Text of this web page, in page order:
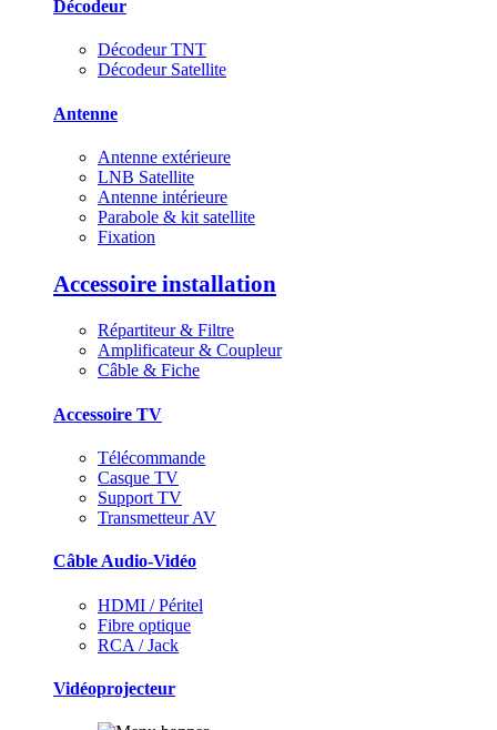
Décodeur
Décodeur TNT
Décodeur Satellite
Antenne
Antenne extérieure
LNB Satellite
Antenne intérieure
Parabole & kit satellite
Fixation
Accessoire installation
Répartiteur & Filtre
Amplificateur & Coupleur
Câble & Fiche
Accessoire TV
Télécommande
Casque TV
Support TV
Transmetteur AV
Câble Audio-Vidéo
HDMI / Péritel
Fibre optique
RCA / Jack
Vidéoprojecteur